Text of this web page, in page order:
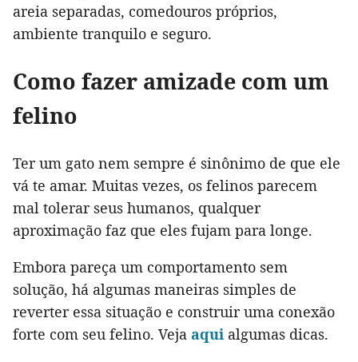
areia separadas, comedouros próprios,
ambiente tranquilo e seguro.
Como fazer amizade com um
felino
Ter um gato nem sempre é sinônimo de que ele
vá te amar. Muitas vezes, os felinos parecem
mal tolerar seus humanos, qualquer
aproximação faz que eles fujam para longe.
Embora pareça um comportamento sem
solução, há algumas maneiras simples de
reverter essa situação e construir uma conexão
forte com seu felino. Veja aqui algumas dicas.